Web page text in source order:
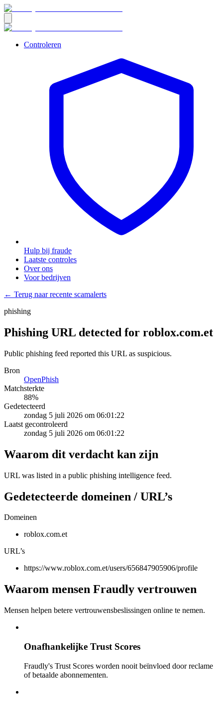
Controleren
Hulp bij fraude
Laatste controles
Over ons
Voor bedrijven
← Terug naar recente scamalerts
phishing
Phishing URL detected for roblox.com.et
Public phishing feed reported this URL as suspicious.
Bron
OpenPhish
Matchsterkte
88%
Gedetecteerd
zondag 5 juli 2026 om 06:01:22
Laatst gecontroleerd
zondag 5 juli 2026 om 06:01:22
Waarom dit verdacht kan zijn
URL was listed in a public phishing intelligence feed.
Gedetecteerde domeinen / URL’s
Domeinen
roblox.com.et
URL’s
https://www.roblox.com.et/users/656847905906/profile
Waarom mensen Fraudly vertrouwen
Mensen helpen betere vertrouwensbeslissingen online te nemen.
Onafhankelijke Trust Scores
Fraudly's Trust Scores worden nooit beïnvloed door reclame
of betaalde abonnementen.